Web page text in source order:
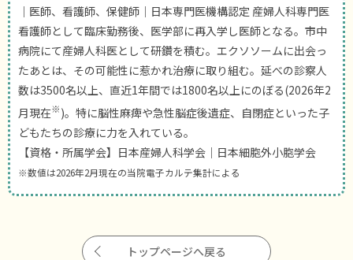
｜医師、看護師、保健師｜日本専門医機構認定 産婦人科専門医
看護師として臨床勤務後、医学部に再入学し医師となる。市中
病院にて産婦人科医として研鑽を積む。エクソソームに出会っ
たあとは、その可能性に惹かれ治療に取り組む。延べの診察人
数は3500名以上、直近1年間では1800名以上にのぼる(2026年2
月現在※)。特に脳性麻痺や急性脳症後遺症、自閉症といった子
どもたちの診療に力を入れている。
【資格・所属学会】日本産婦人科学会｜日本細胞外小胞学会
※数値は2026年2月現在の当院電子カルテ集計による
トップページへ戻る